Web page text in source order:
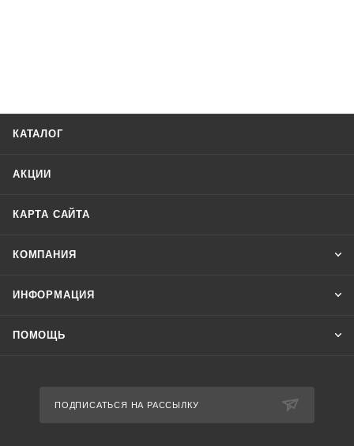
КАТАЛОГ
АКЦИИ
КАРТА САЙТА
КОМПАНИЯ
ИНФОРМАЦИЯ
ПОМОЩЬ
ПОДПИСАТЬСЯ НА РАССЫЛКУ